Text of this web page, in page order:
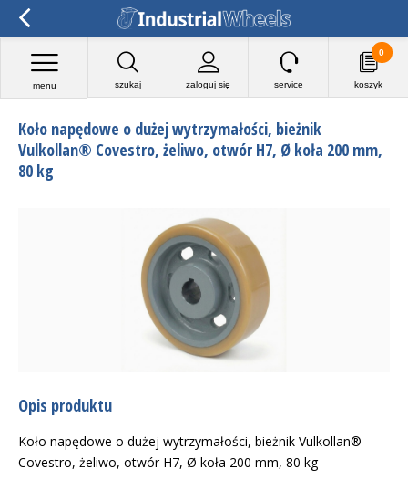
szukaj zaloguj się
menu service koszyk
0
Koło napędowe o dużej wytrzymałości, bieżnik
Vulkollan® Covestro, żeliwo, otwór H7, Ø koła 200 mm,
80 kg
Opis produktu
Koło napędowe o dużej wytrzymałości, bieżnik Vulkollan®
Covestro, żeliwo, otwór H7, Ø koła 200 mm, 80 kg